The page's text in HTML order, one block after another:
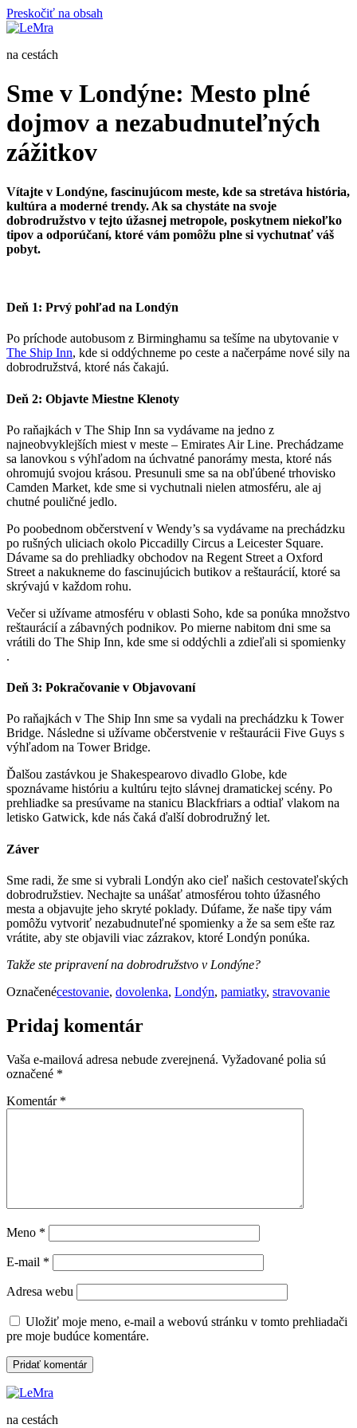
Preskočiť na obsah
na cestách
Sme v Londýne: Mesto plné
dojmov a nezabudnuteľných
zážitkov
Vítajte v Londýne, fascinujúcom meste, kde sa stretáva história,
kultúra a moderné trendy. Ak sa chystáte na svoje
dobrodružstvo v tejto úžasnej metropole, poskytnem niekoľko
tipov a odporúčaní, ktoré vám pomôžu plne si vychutnať váš
pobyt.
Deň 1: Prvý pohľad na Londýn
Po príchode autobusom z Birminghamu sa tešíme na ubytovanie v
The Ship Inn, kde si oddýchneme po ceste a načerpáme nové sily na
dobrodružstvá, ktoré nás čakajú.
Deň 2: Objavte Miestne Klenoty
Po raňajkách v The Ship Inn sa vydávame na jedno z
najneobvyklejších miest v meste – Emirates Air Line. Prechádzame
sa lanovkou s výhľadom na úchvatné panorámy mesta, ktoré nás
ohromujú svojou krásou. Presunuli sme sa na obľúbené trhovisko
Camden Market, kde sme si vychutnali nielen atmosféru, ale aj
chutné pouličné jedlo.
Po poobednom občerstvení v Wendy’s sa vydávame na prechádzku
po rušných uliciach okolo Piccadilly Circus a Leicester Square.
Dávame sa do prehliadky obchodov na Regent Street a Oxford
Street a nakukneme do fascinujúcich butikov a reštaurácií, ktoré sa
skrývajú v každom rohu.
Večer si užívame atmosféru v oblasti Soho, kde sa ponúka množstvo
reštaurácií a zábavných podnikov. Po mierne nabitom dni sme sa
vrátili do The Ship Inn, kde sme si oddýchli a zdieľali si spomienky
.
Deň 3: Pokračovanie v Objavovaní
Po raňajkách v The Ship Inn sme sa vydali na prechádzku k Tower
Bridge. Následne si užívame občerstvenie v reštaurácii Five Guys s
výhľadom na Tower Bridge.
Ďalšou zastávkou je Shakespearovo divadlo Globe, kde
spoznávame históriu a kultúru tejto slávnej dramatickej scény. Po
prehliadke sa presúvame na stanicu Blackfriars a odtiaľ vlakom na
letisko Gatwick, kde nás čaká ďalší dobrodružný let.
Záver
Sme radi, že sme si vybrali Londýn ako cieľ našich cestovateľských
dobrodružstiev. Nechajte sa unášať atmosférou tohto úžasného
mesta a objavujte jeho skryté poklady. Dúfame, že naše tipy vám
pomôžu vytvoriť nezabudnuteľné spomienky a že sa sem ešte raz
vrátite, aby ste objavili viac zázrakov, ktoré Londýn ponúka.
Takže ste pripravení na dobrodružstvo v Londýne?
Označenécestovanie, dovolenka, Londýn, pamiatky, stravovanie
Pridaj komentár
Vaša e-mailová adresa nebude zverejnená. Vyžadované polia sú
označené *
Komentár *
Meno *
E-mail *
Adresa webu
Uložiť moje meno, e-mail a webovú stránku v tomto prehliadači
pre moje budúce komentáre.
na cestách